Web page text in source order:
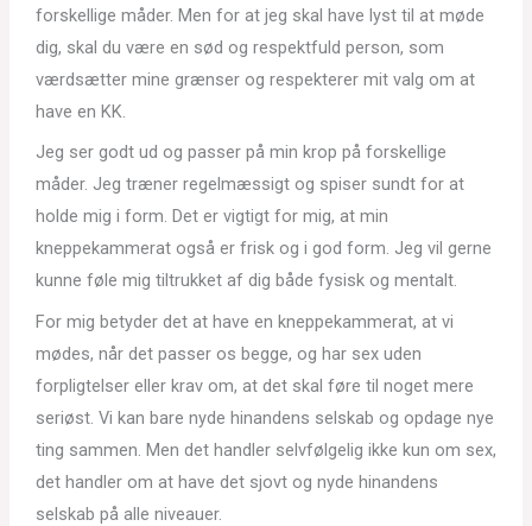
forskellige måder. Men for at jeg skal have lyst til at møde
dig, skal du være en sød og respektfuld person, som
værdsætter mine grænser og respekterer mit valg om at
have en KK.
Jeg ser godt ud og passer på min krop på forskellige
måder. Jeg træner regelmæssigt og spiser sundt for at
holde mig i form. Det er vigtigt for mig, at min
kneppekammerat også er frisk og i god form. Jeg vil gerne
kunne føle mig tiltrukket af dig både fysisk og mentalt.
For mig betyder det at have en kneppekammerat, at vi
mødes, når det passer os begge, og har sex uden
forpligtelser eller krav om, at det skal føre til noget mere
seriøst. Vi kan bare nyde hinandens selskab og opdage nye
ting sammen. Men det handler selvfølgelig ikke kun om sex,
det handler om at have det sjovt og nyde hinandens
selskab på alle niveauer.